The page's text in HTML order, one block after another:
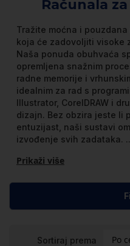
Računala
Tražite moćna i pouzdana
koja će zadovoljiti visoke
Naša ponuda obuhvaća
opremljena snažnim
radne memorije i
idealnim za rad s
Illustrator, CorelDRAW i
dizajn. Bez obzira jeste li
entuzijast, naši sustavi
izvođenje svih zadataka.
Prikaži više
Sortiraj prema